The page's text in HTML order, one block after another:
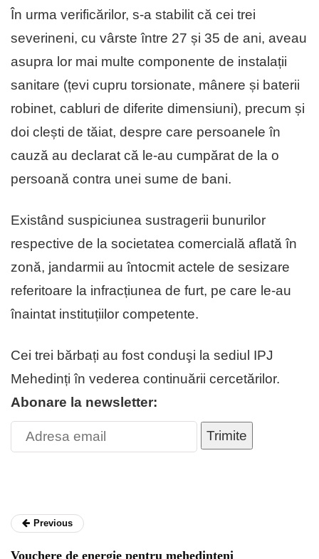
În urma verificărilor, s-a stabilit că cei trei
severineni, cu vârste între 27 și 35 de ani, aveau
asupra lor mai multe componente de instalații
sanitare (țevi cupru torsionate, mânere și baterii
robinet, cabluri de diferite dimensiuni), precum și
doi clești de tăiat, despre care persoanele în
cauză au declarat că le-au cumpărat de la o
persoană contra unei sume de bani.
Existând suspiciunea sustragerii bunurilor
respective de la societatea comercială aflată în
zonă, jandarmii au întocmit actele de sesizare
referitoare la infracțiunea de furt, pe care le-au
înaintat instituțiilor competente.
Cei trei bărbați au fost conduşi la sediul IPJ
Mehedinți în vederea continuării cercetărilor.
Abonare la newsletter:
Trimite
Previous
Vouchere de energie pentru mehedințeni